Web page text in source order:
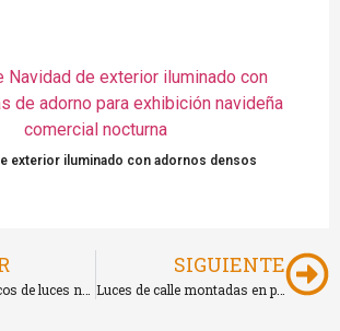
exterior iluminado con adornos densos
SIGUIENTE
Luces de calle montadas en poste Decoración navideña comercial